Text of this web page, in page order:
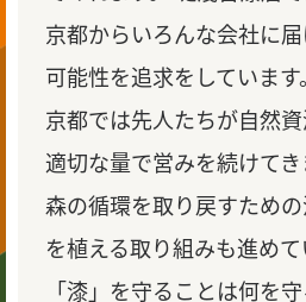
京都からいろんな会社に
可能性を追求をしています。
京都では先人たちが自然
適切な量で営みを続けて
森の循環を取り戻すため
を植える取り組みも進め
「漆」を守ることは何を